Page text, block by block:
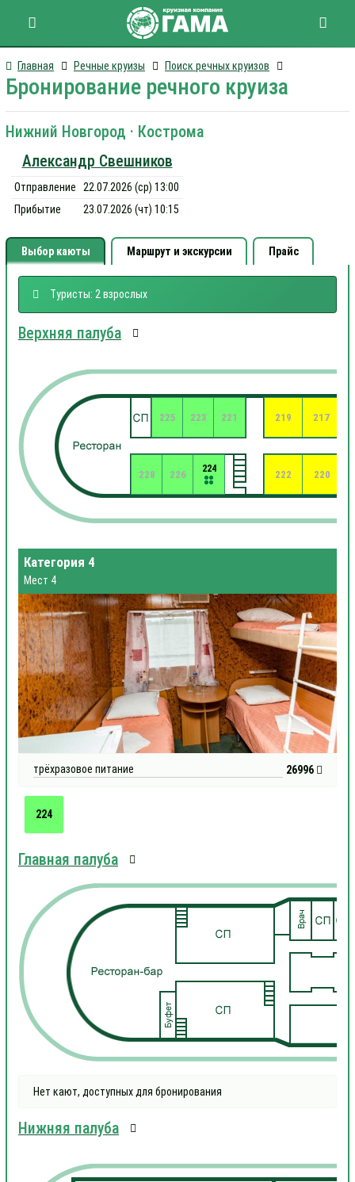
Главная Речные круизы Поиск речных круизов
Бронирование речного круиза
Нижний Новгород · Кострома
Александр Свешников
Отправление
22.07.2026 (ср) 13:00
Прибытие
23.07.2026 (чт) 10:15
Выбор каюты Маршрут и экскурсии Прайс
Туристы: 2 взрослых
Верхняя палуба
217
219
220
221
222
223
224
225
226
228
Категория 4
Мест 4
трёхразовое питание 26996
224
Главная палуба
Нет кают, доступных для бронирования
Нижняя палуба